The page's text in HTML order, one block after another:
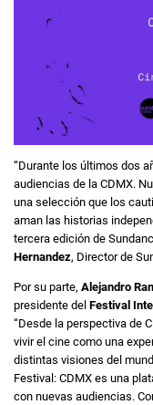
“Durante los últimos dos
audiencias de la CDMX.
una selección que los
aman las historias
tercera edición de
Hernandez, Director de
Por su parte, Alejandro
presidente del Festival
“Desde la perspectiva de
vivir el cine como una
distintas visiones del
Festival: CDMX es una
con nuevas audiencias.